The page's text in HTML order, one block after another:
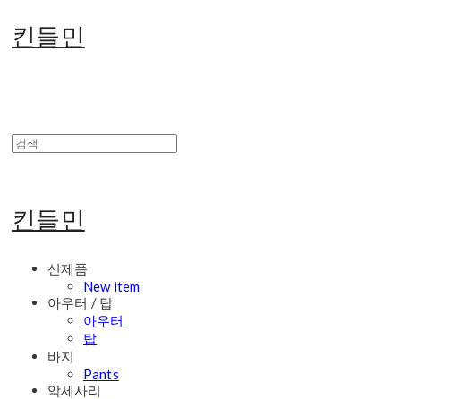
킨들민
킨들민
신제품
New item
아우터 / 탑
아우터
탑
바지
Pants
악세사리